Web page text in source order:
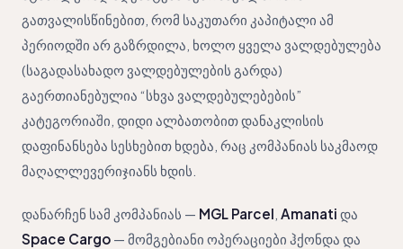
გათვალისწინებით, რომ საკუთარი კაპიტალი ამ
პერიოდში არ გაზრდილა, ხოლო ყველა ვალდებულება
(საგადასახადო ვალდებულების გარდა)
გაერთიანებულია “სხვა ვალდებულებების”
კატეგორიაში, დიდი ალბათობით დანაკლისის
დაფინანსება სესხებით ხდება, რაც კომპანიას საკმაოდ
მაღალლევერიჯიანს ხდის.
დანარჩენ სამ კომპანიას — MGL Parcel Amanati და
Space Cargo — მომგებიანი ოპერაციები ჰქონდა და